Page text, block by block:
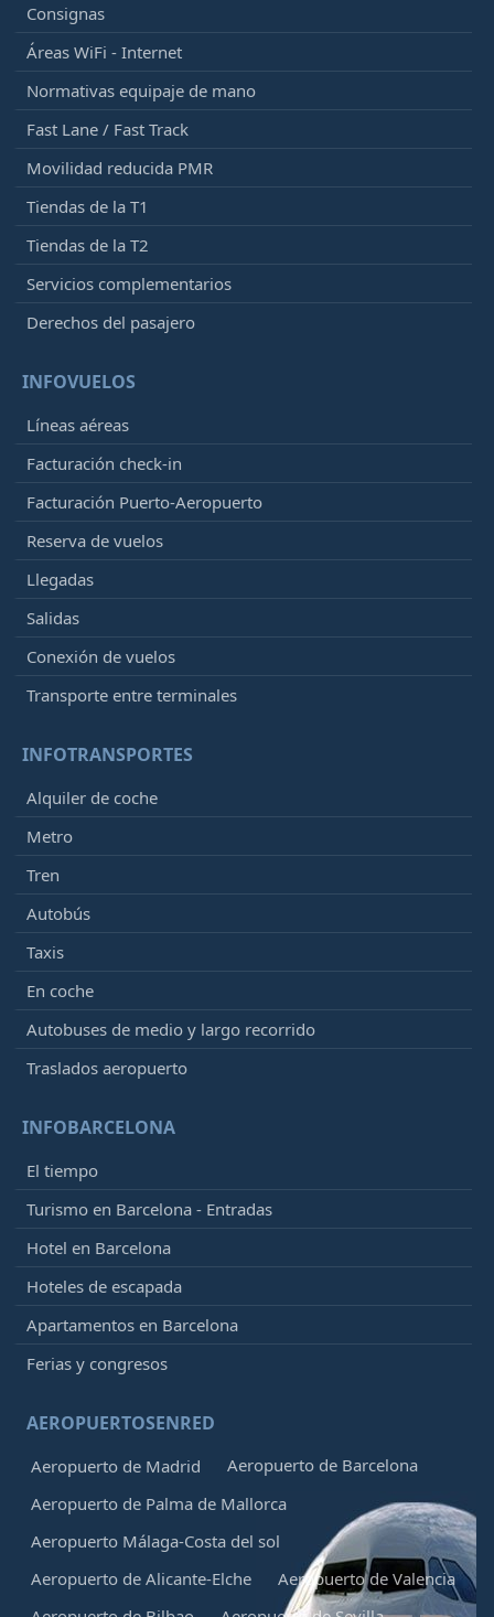
Consignas
Áreas WiFi - Internet
Normativas equipaje de mano
Fast Lane / Fast Track
Movilidad reducida PMR
Tiendas de la T1
Tiendas de la T2
Servicios complementarios
Derechos del pasajero
INFOVUELOS
Líneas aéreas
Facturación check-in
Facturación Puerto-Aeropuerto
Reserva de vuelos
Llegadas
Salidas
Conexión de vuelos
Transporte entre terminales
INFOTRANSPORTES
Alquiler de coche
Metro
Tren
Autobús
Taxis
En coche
Autobuses de medio y largo recorrido
Traslados aeropuerto
INFOBARCELONA
El tiempo
Turismo en Barcelona - Entradas
Hotel en Barcelona
Hoteles de escapada
Apartamentos en Barcelona
Ferias y congresos
AEROPUERTOSENRED
Aeropuerto de Madrid
Aeropuerto de Barcelona
Aeropuerto de Palma de Mallorca
Aeropuerto Málaga-Costa del sol
Aeropuerto de Alicante-Elche
Aeropuerto de Valencia